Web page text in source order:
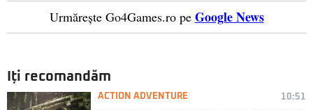
Urmărește Go4Games.ro pe Google News
Iți recomandăm
ACTION ADVENTURE 10:51